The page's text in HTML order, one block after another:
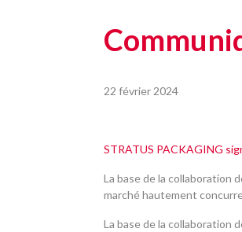
22 février 2024
STRATUS PACKAGING
La base de la collaboration
marché hautement
La base de la collaboration